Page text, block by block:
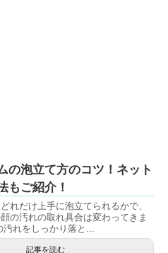
の泡立て方のコツ！ネット
もご紹介！
れだけ上手に泡立てられるかで、
の汚れの取れ具合は変わってきま
汚れをしっかり落と...
記事を読む